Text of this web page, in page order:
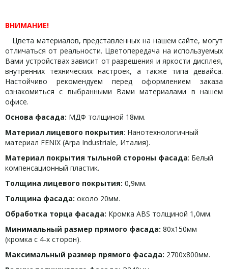
ВНИМАНИЕ!
Цвета материалов, представленных на нашем сайте, могут
отличаться от реальности. Цветопередача на используемых
Вами устройствах зависит от разрешения и яркости дисплея,
внутренних технических настроек, а также типа девайса.
Настойчиво рекомендуем перед оформлением заказа
ознакомиться с выбранными Вами материалами в нашем
офисе.
Основа фасада: МДФ толщиной 18мм.
Материал лицевого покрытия: Нанотехнологичный
материал FENIX (Arpa Industriale, Италия).
Материал покрытия тыльной стороны фасада: Белый
компенсационный пластик.
Толщина лицевого покрытия: 0,9мм.
Толщина фасада: около 20мм.
Обработка торца фасада: Кромка ABS толщиной 1,0мм.
Минимальный размер прямого фасада: 80х150мм
(кромка с 4-х сторон).
Максимальный размер прямого фасада: 2700х800мм.